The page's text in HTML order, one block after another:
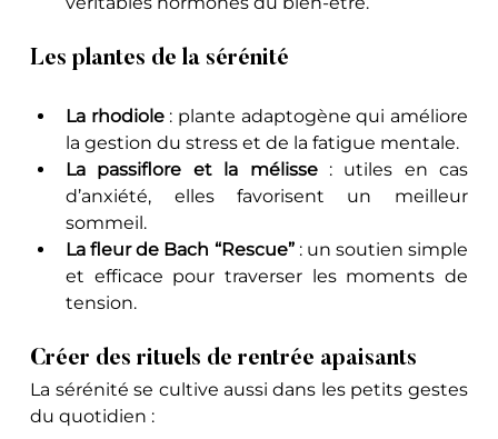
Les plantes de la sérénité
La rhodiole : plante adaptogène qui améliore
la gestion du stress et de la fatigue mentale.
La passiflore et la mélisse : utiles en cas
d’anxiété, elles favorisent un meilleur
sommeil.
La fleur de Bach “Rescue” : un soutien simple
et efficace pour traverser les moments de
tension.
Créer des rituels de rentrée apaisants
La sérénité se cultive aussi dans les petits gestes
du quotidien :